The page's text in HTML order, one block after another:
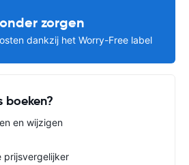
zorgen
dankzij het Worry-Free label
boeken?
en wijzigen
prijsvergelijker